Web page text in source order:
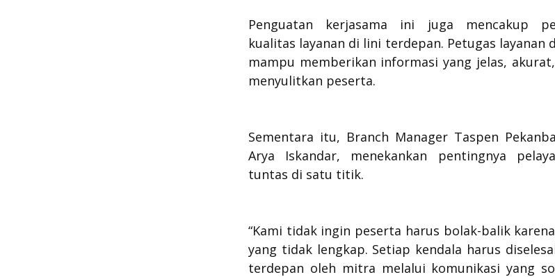
Penguatan kerjasama ini juga mencakup
kualitas layanan di lini terdepan. Petugas layanan
mampu memberikan informasi yang jelas,
menyulitkan peserta.
Sementara itu, Branch Manager Taspen
Arya Iskandar, menekankan pentingnya
tuntas di satu titik.
“Kami tidak ingin peserta harus bolak-balik
yang tidak lengkap. Setiap kendala harus
terdepan oleh mitra melalui komunikasi yang